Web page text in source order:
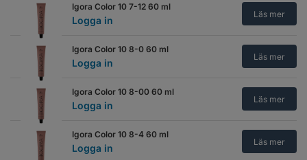
Igora Color 10 7-12 60 ml
Logga in
Läs mer
Igora Color 10 8-0 60 ml
Logga in
Läs mer
Igora Color 10 8-00 60 ml
Logga in
Läs mer
Igora Color 10 8-4 60 ml
Logga in
Läs mer